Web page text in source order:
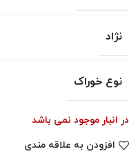
نژاد
نوع خوراک
در انبار موجود نمی باشد
افزودن به علاقه مندی